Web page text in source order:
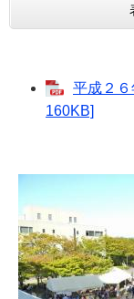
平成２
160KB]